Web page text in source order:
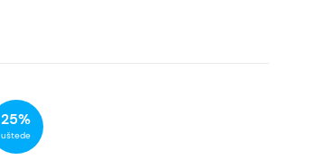
25%
uštede